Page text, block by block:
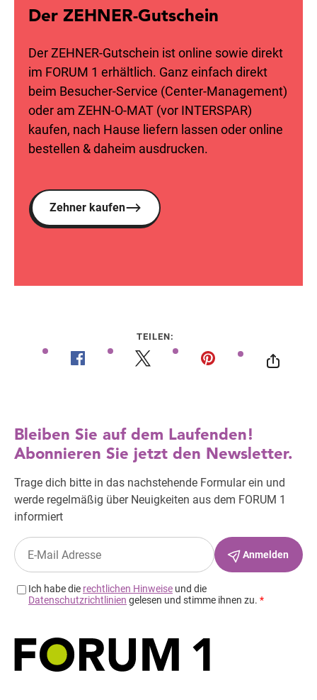
Der ZEHNER-Gutschein
Der ZEHNER-Gutschein ist online sowie direkt
im FORUM 1 erhältlich. Ganz einfach direkt
beim Besucher-Service (Center-Management)
oder am ZEHN-O-MAT (vor INTERSPAR)
kaufen, nach Hause liefern lassen oder online
bestellen & daheim ausdrucken.
Zehner kaufen
TEILEN: